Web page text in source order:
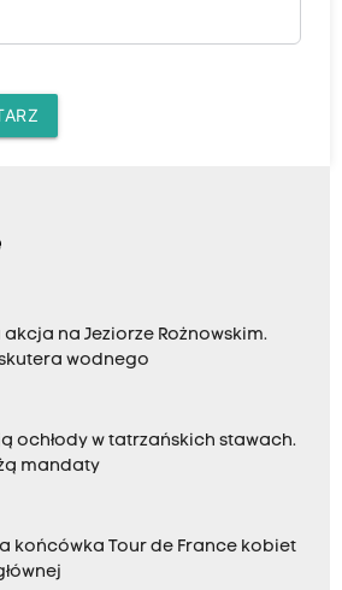
na Jeziorze Rożnowskim.
skutera wodnego
ochłody w tatrzańskich stawach.
mandaty
końcówka Tour de France kobiet